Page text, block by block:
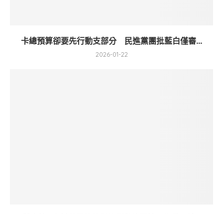
卡總預算卻要先行動支部分 民進黨團批藍白僅審...
2026-01-22